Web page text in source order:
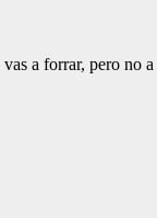
a forrar, pero